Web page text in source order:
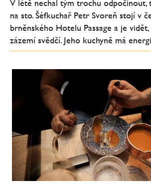
V létě nechal tým trochu odpočinout,
na sto. Šéfkuchař Petr Svoreň stojí v
brněnského Hotelu Passage a je
zázemí svědčí. Jeho kuchyně má